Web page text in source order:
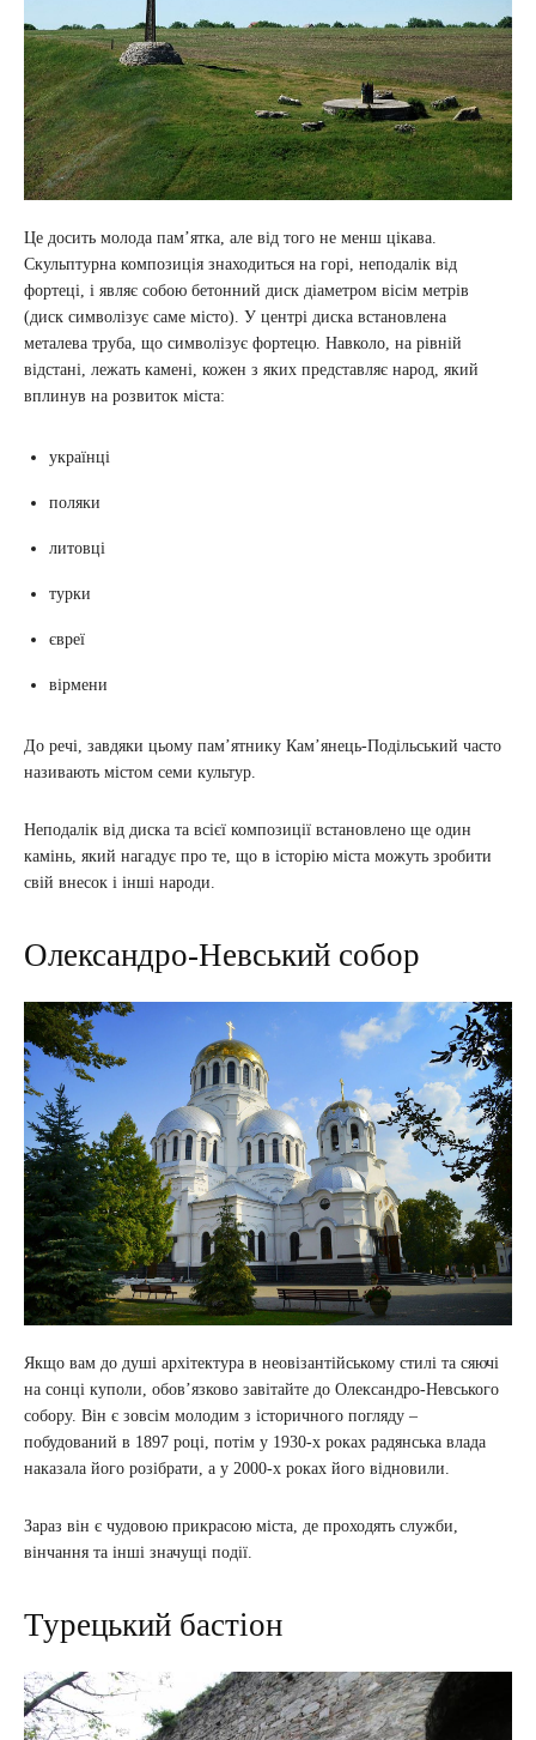
Це досить молода пам’ятка, але від того не менш цікава.
Скульптурна композиція знаходиться на горі, неподалік від
фортеці, і являє собою бетонний диск діаметром вісім метрів
(диск символізує саме місто). У центрі диска встановлена
металева труба, що символізує фортецю. Навколо, на рівній
відстані, лежать камені, кожен з яких представляє народ, який
вплинув на розвиток міста:
українці
поляки
литовці
турки
євреї
вірмени
До речі, завдяки цьому пам’ятнику Кам’янець-Подільський часто
називають містом семи культур.
Неподалік від диска та всієї композиції встановлено ще один
камінь, який нагадує про те, що в історію міста можуть зробити
свій внесок і інші народи.
Олександро-Невський собор
Якщо вам до душі архітектура в неовізантійському стилі та сяючі
на сонці куполи, обов’язково завітайте до Олександро-Невського
собору. Він є зовсім молодим з історичного погляду –
побудований в 1897 році, потім у 1930-х роках радянська влада
наказала його розібрати, а у 2000-х роках його відновили.
Зараз він є чудовою прикрасою міста, де проходять служби,
вінчання та інші значущі події.
Турецький бастіон